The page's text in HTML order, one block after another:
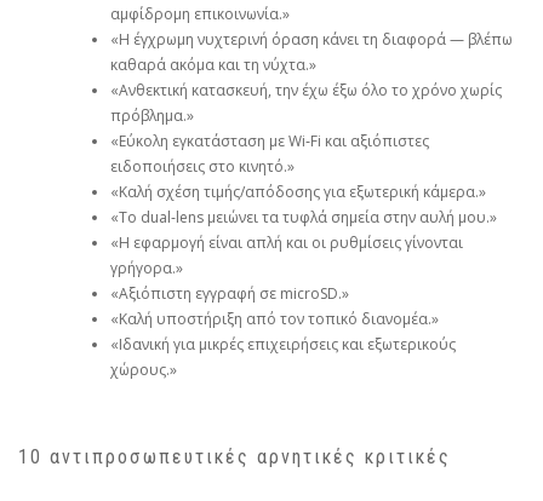
αμφίδρομη επικοινωνία.»
«Η έγχρωμη νυχτερινή όραση κάνει τη διαφορά — βλέπω
καθαρά ακόμα και τη νύχτα.»
«Ανθεκτική κατασκευή, την έχω έξω όλο το χρόνο χωρίς
πρόβλημα.»
«Εύκολη εγκατάσταση με Wi‑Fi και αξιόπιστες
ειδοποιήσεις στο κινητό.»
«Καλή σχέση τιμής/απόδοσης για εξωτερική κάμερα.»
«Το dual‑lens μειώνει τα τυφλά σημεία στην αυλή μου.»
«Η εφαρμογή είναι απλή και οι ρυθμίσεις γίνονται
γρήγορα.»
«Αξιόπιστη εγγραφή σε microSD.»
«Καλή υποστήριξη από τον τοπικό διανομέα.»
«Ιδανική για μικρές επιχειρήσεις και εξωτερικούς
χώρους.»
10 αντιπροσωπευτικές αρνητικές κριτικές